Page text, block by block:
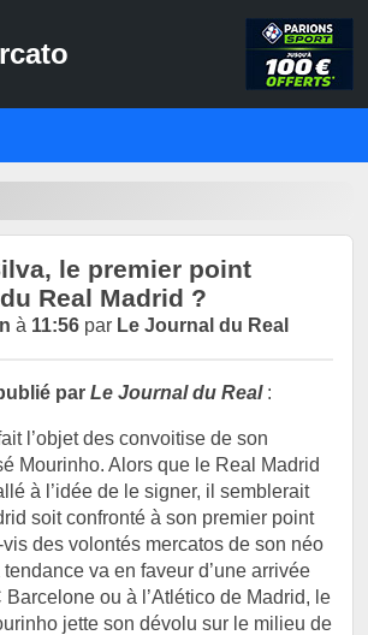
le premier point
Real Madrid ?
à 11:56 par Le Journal du Real
par Le Journal du Real:
l’objet des convoitise de son
Mourinho. Alors que le Real Madrid
à l’idée de le signer, il semblerait
soit confronté à son premier point
des volontés mercatos de son néo
va en faveur d’une arrivée
ou à l’Atlético de Madrid, le
jette son dévolu sur le milieu de